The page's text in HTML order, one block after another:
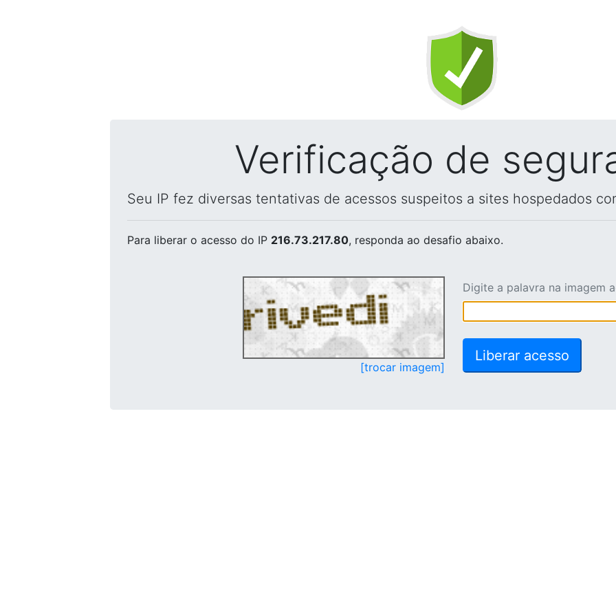
Verificação de
Seu IP fez diversas tentativas de acessos suspeitos a sites hospedados
Para liberar o acesso do IP 216.73.217.80, responda ao desafio abaixo.
[trocar imagem]
Digite a palavra na imagem